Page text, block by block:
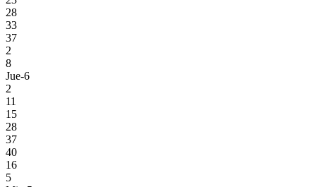
28
33
37
2
8
Jue-6
2
11
15
28
37
40
16
5